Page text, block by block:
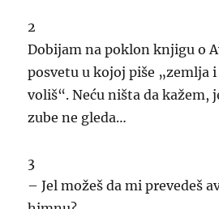
2
Dobijam na poklon knjigu o
posvetu u kojoj piše „zemlja
voliš“. Neću ništa da kažem,
zube ne gleda…
3
– Jel možeš da mi prevedeš